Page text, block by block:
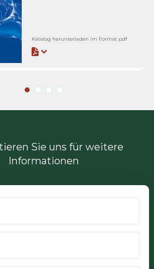
Katalog herunterladen im Format pdf
Sie uns für weitere
Informationen